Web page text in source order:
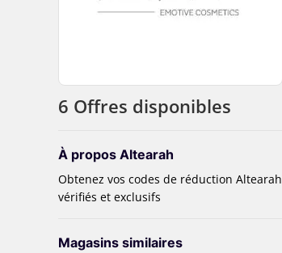
6 Offres disponibles
À propos Altearah
Obtenez vos codes de réduction Altearah
vérifiés et exclusifs
Magasins similaires